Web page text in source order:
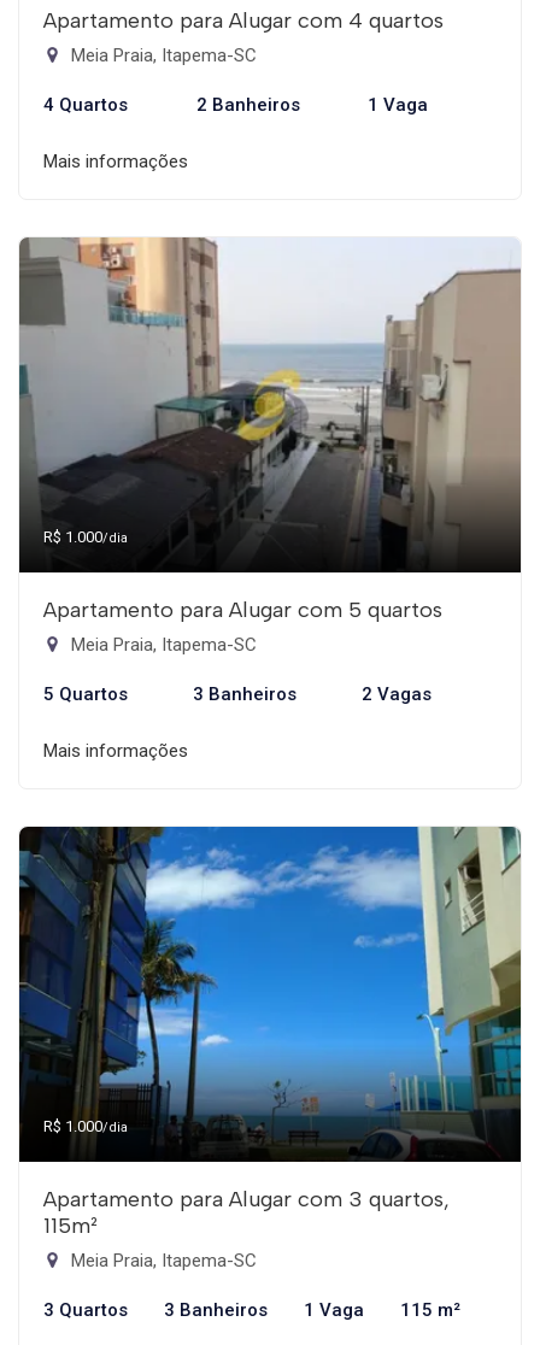
Apartamento para Alugar com 4 quartos
Meia Praia, Itapema-SC
4 Quartos 2 Banheiros 1 Vaga
Mais informações
R$ 1.000/dia
Apartamento para Alugar com 5 quartos
Meia Praia, Itapema-SC
5 Quartos 3 Banheiros 2 Vagas
Mais informações
R$ 1.000/dia
Apartamento para Alugar com 3 quartos,
115m²
Meia Praia, Itapema-SC
3 Quartos 3 Banheiros 1 Vaga 115 m²